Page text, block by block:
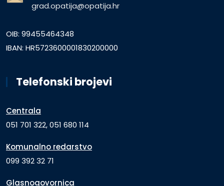
grad.opatija@opatija.hr
OIB: 99455464348
IBAN: HR5723600001830200000
Telefonski brojevi
Centrala
051 701 322, 051 680 114
Komunalno redarstvo
099 392 32 71
Glasnogovornica